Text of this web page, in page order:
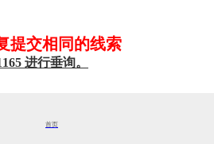
首页
提交相同的线索
进行垂询。